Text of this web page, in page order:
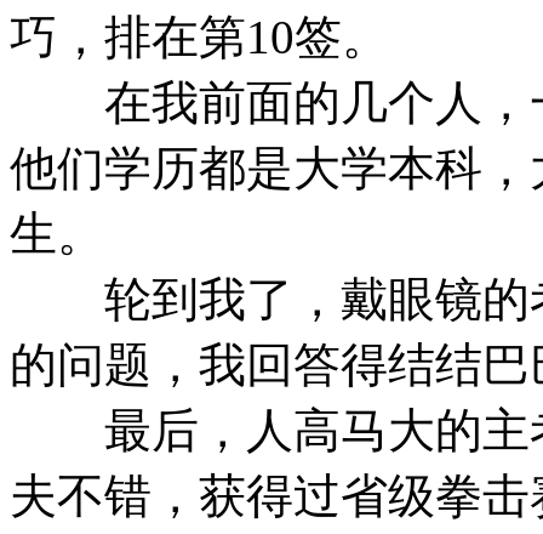
巧，排在第10签。
在我前面的几个人，
他们学历都是大学本科
生。
轮到我了，戴眼镜的
的问题，我回答得结结
最后，人高马大的主
夫不错，获得过省级拳